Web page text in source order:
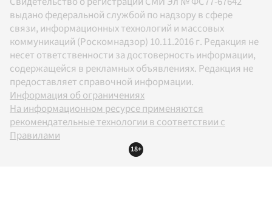
выдано федеральной службой по надзору в сфере
связи, информационных технологий и массовых
коммуникаций (Роскомнадзор) 10.11.2016 г. Редакция не
несет ответственности за достоверность информации,
содержащейся в рекламных объявлениях. Редакция не
предоставляет справочной информации.
Информация об ограничениях
На информационном ресурсе применяются
рекомендательные технологии в соответствии с
Правилами
18+